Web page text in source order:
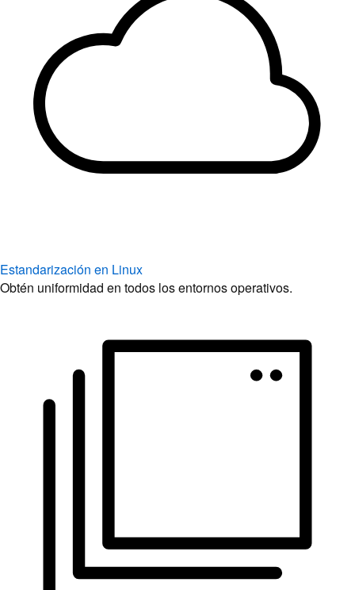
Estandarización en Linux
Obtén uniformidad en todos los entornos operativos.